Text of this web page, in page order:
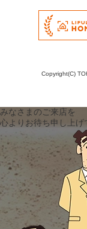
Copyright(C)
みなさまのご来店を
心よりお待ち申し上げ